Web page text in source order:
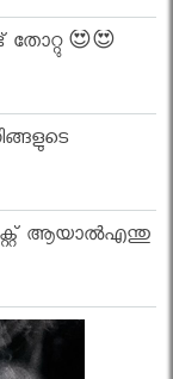
😍😍
ആയാൽഎന്തു